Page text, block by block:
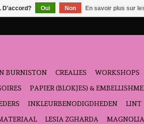
BURNISTON CREALIES WORKSHOPS
PAPIER (BLOKJES) &
INKLEURBENODIGDHEDEN LINT
LESIA ZGHARDA MAGNOLIA
D'accord? Oui Non En savoir plus sur